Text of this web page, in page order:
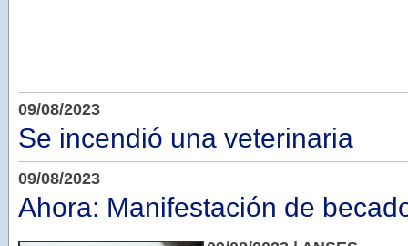
09/08/2023
Se incendió una veterinaria
09/08/2023
Ahora: Manifestación de